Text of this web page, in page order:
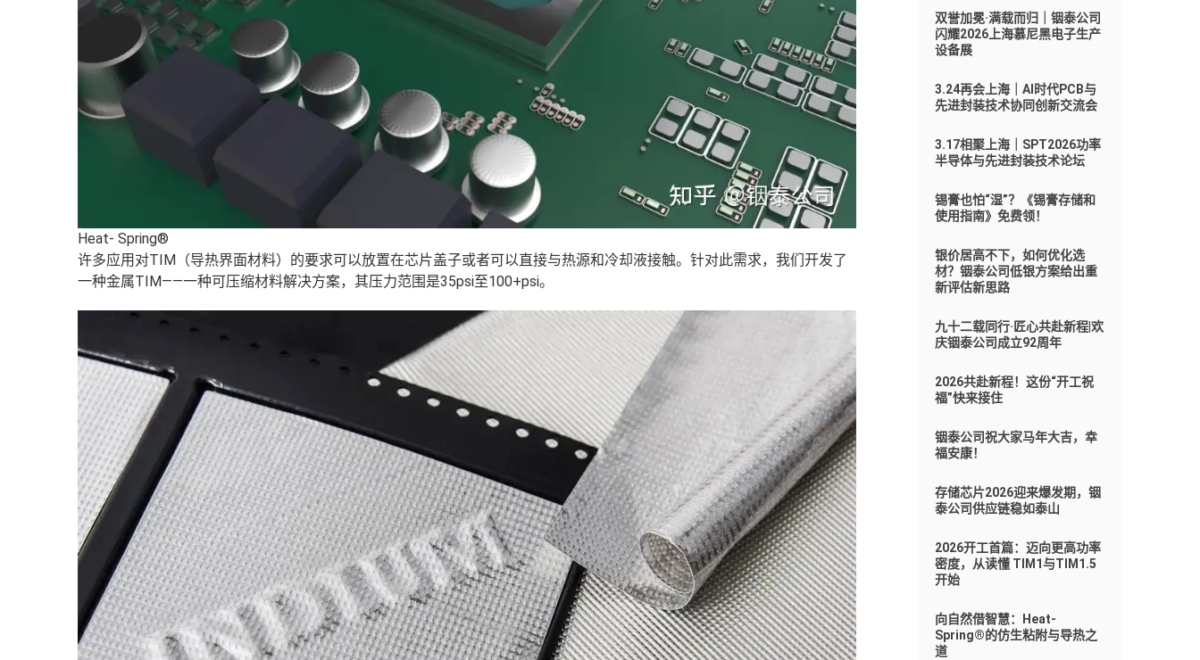
Heat- Spring®
许多应用对TIM（导热界面材料）的要求可以放置在芯片盖子或者可以直接与热源和冷却液接触。针对此需求，我们开发了
一种金属TIM——一种可压缩材料解决方案，其压力范围是35psi至100+psi。
双誉加冕·满载而归｜铟泰公司
闪耀2026上海慕尼黑电子生产
设备展
3.24再会上海｜AI时代PCB与
先进封装技术协同创新交流会
3.17相聚上海｜SPT2026功率
半导体与先进封装技术论坛
锡膏也怕“湿”？《锡膏存储和
使用指南》免费领！
银价居高不下，如何优化选
材？铟泰公司低银方案给出重
新评估新思路
九十二载同行·匠心共赴新程|欢
庆铟泰公司成立92周年
2026共赴新程！这份“开工祝
福”快来接住
铟泰公司祝大家马年大吉，幸
福安康！
存储芯片2026迎来爆发期，铟
泰公司供应链稳如泰山
2026开工首篇：迈向更高功率
密度，从读懂 TIM1与TIM1.5
开始
向自然借智慧：Heat-
Spring®的仿生粘附与导热之
道